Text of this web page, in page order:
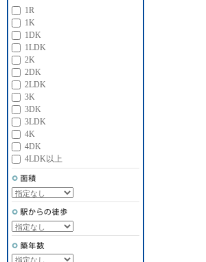
1R
1K
1DK
1LDK
2K
2DK
2LDK
3K
3DK
3LDK
4K
4DK
4LDK以上